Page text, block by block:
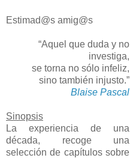
Estimad@s amig@s
“Aquel que duda y no
investiga,
se torna no sólo infeliz,
sino también injusto.”
Blaise Pascal
Sinopsis
La experiencia de una
década, recoge una
selección de capítulos sobre